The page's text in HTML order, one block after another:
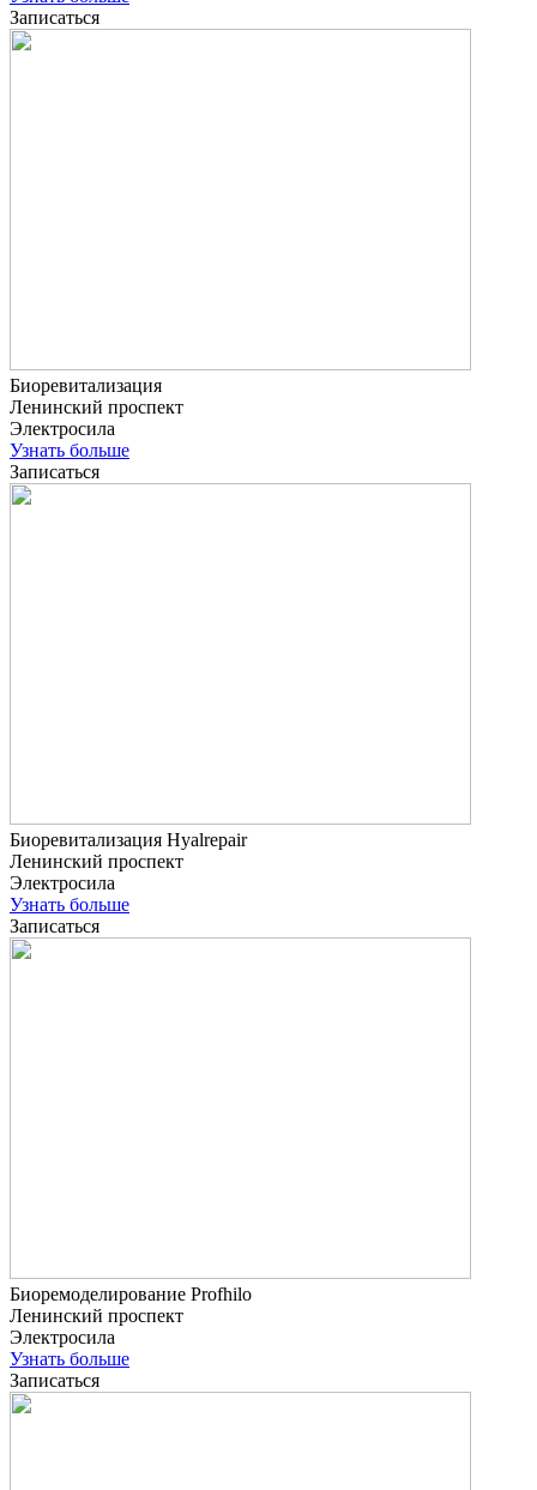
Записаться
Биоревитализация
Ленинский проспект
Электросила
Узнать больше
Записаться
Биоревитализация Hyalrepair
Ленинский проспект
Электросила
Узнать больше
Записаться
Биоремоделирование Profhilo
Ленинский проспект
Электросила
Узнать больше
Записаться